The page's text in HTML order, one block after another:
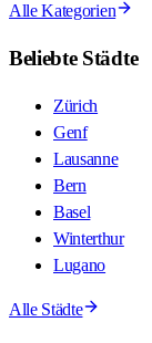
Alle Kategorien
Beliebte Städte
Zürich
Genf
Lausanne
Bern
Basel
Winterthur
Lugano
Alle Städte